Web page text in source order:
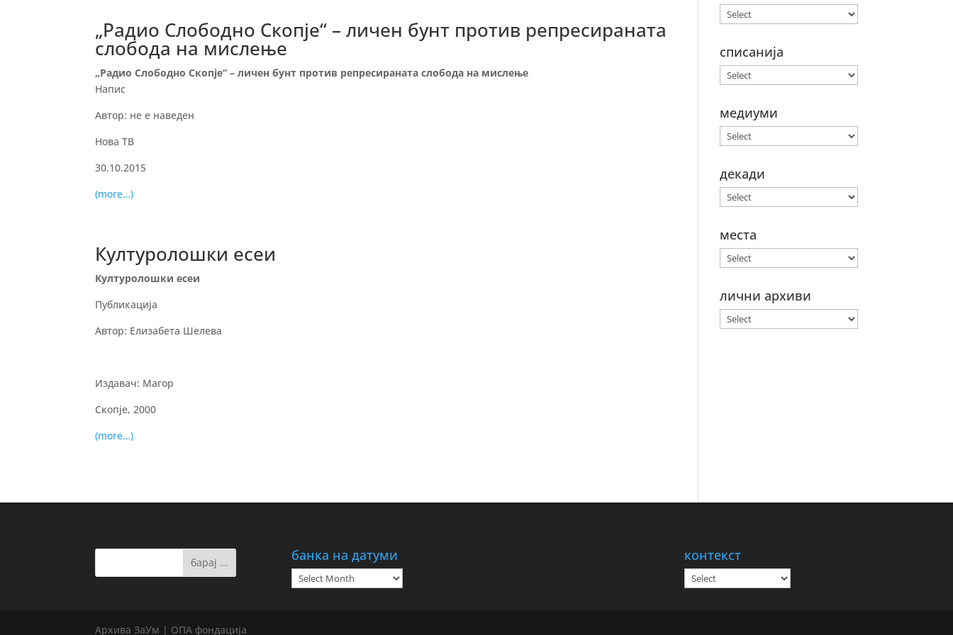
„Радио Слободно Скопје“ – личен бунт против репресираната
слобода на мислење
„Радио Слободно Скопје“ – личен бунт против репресираната слобода на мислење
Напис
Автор: не е наведен
Нова ТВ
30.10.2015
(more…)
Културолошки есеи
Културолошки есеи
Публикација
Автор: Елизабета Шелева
Издавач: Магор
Скопје, 2000
(more…)
списанија
медиуми
декади
места
лични архиви
банка на датуми
банка
на
контекст
Архива ЗаУм | ОПА фондација